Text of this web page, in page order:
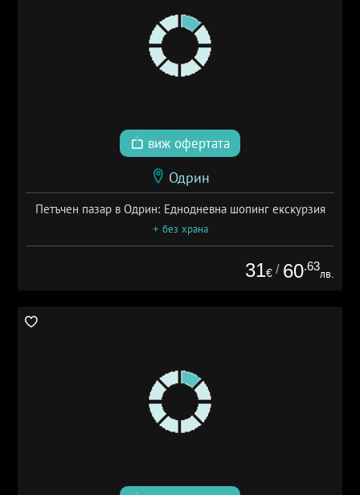
виж офертата
Одрин
Петъчен пазар в Одрин: Еднодневна шопинг екскурзия
+ без храна
31€ / 60.63
лв.